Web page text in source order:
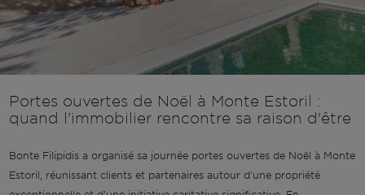
Portes ouvertes de Noël à Monte Estoril :
quand l'immobilier rencontre sa raison d'être
Bonte Filipidis a organisé sa journée portes ouvertes de Noël à Monte
Estoril, réunissant clients et partenaires autour d'une propriété